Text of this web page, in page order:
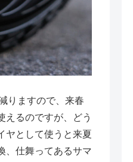
りますので、来春
えるのですが、どう
ヤとして使うと来夏
、仕舞ってあるサマ